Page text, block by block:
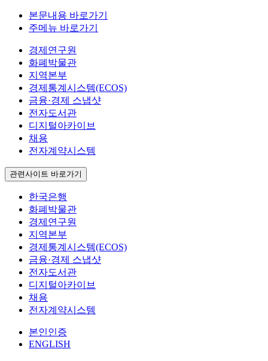
본문내용 바로가기
주메뉴 바로가기
경제연구원
화폐박물관
지역본부
경제통계시스템(ECOS)
금융·경제 스냅샷
전자도서관
디지털아카이브
채용
전자계약시스템
관련사이트 바로가기
한국은행
화폐박물관
경제연구원
지역본부
경제통계시스템(ECOS)
금융·경제 스냅샷
전자도서관
디지털아카이브
채용
전자계약시스템
본인인증
ENGLISH